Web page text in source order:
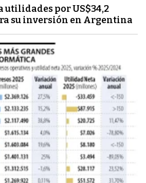
utilidades por US$34,2
su inversión en Argentina